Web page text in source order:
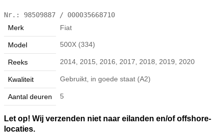
Nr.: 98509887 / 000035668710
Merk
Fiat
Model 500X (334)
Reeks 2014, 2015, 2016, 2017, 2018, 2019, 2020
Kwaliteit Gebruikt, in goede staat (A2)
Aantal deuren 5
Let op! Wij verzenden niet naar eilanden en/of offshore-
locaties.